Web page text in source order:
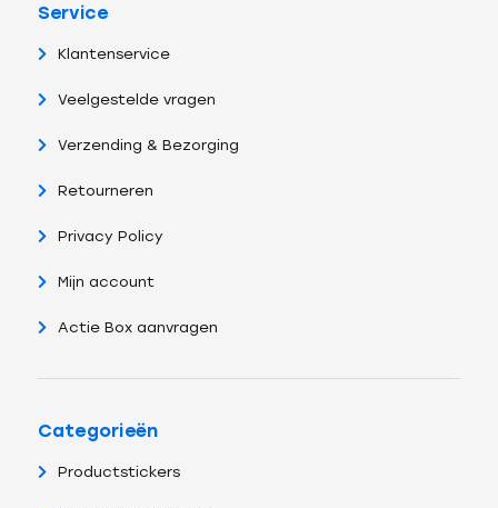
Service
Klantenservice
Veelgestelde vragen
Verzending & Bezorging
Retourneren
Privacy Policy
Mijn account
Actie Box aanvragen
Categorieën
Productstickers